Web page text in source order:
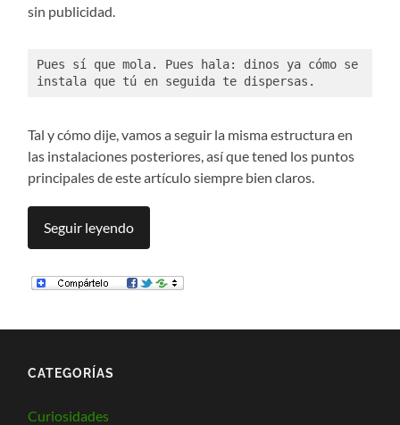
sin publicidad.
Pues sí que mola. Pues hala: dinos ya cómo se
instala que tú en seguida te dispersas.
Tal y cómo dije, vamos a seguir la misma estructura en
las instalaciones posteriores, así que tened los puntos
principales de este artículo siempre bien claros.
Seguir leyendo
CATEGORÍAS
Curiosidades